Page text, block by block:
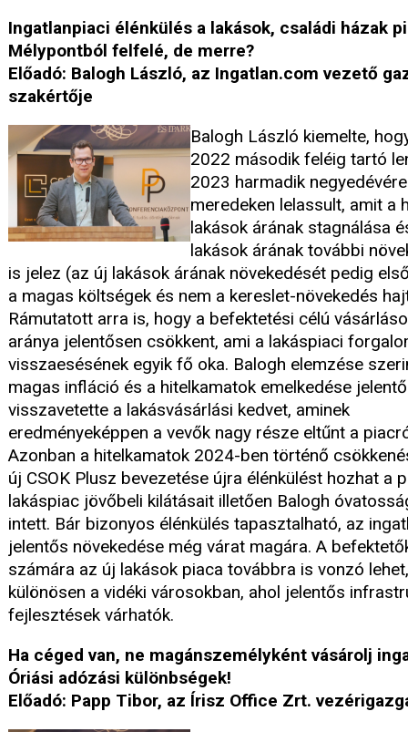
Ingatlanpiaci élénkülés a lakások, családi házak
Mélypontból felfelé, de merre?
Előadó: Balogh László, az Ingatlan.com vezető
szakértője
Balogh László kiemelte,
2022 második feléig tartó
2023 harmadik negyedévére
meredeken lelassult, amit a
lakások árának stagnálása
lakások árának további
is jelez (az új lakások árának növekedését pedig
a magas költségek és nem a kereslet-növekedés
Rámutatott arra is, hogy a befektetési célú
aránya jelentősen csökkent, ami a lakáspiaci
visszaesésének egyik fő oka. Balogh elemzése
magas infláció és a hitelkamatok emelkedése
visszavetette a lakásvásárlási kedvet, aminek
eredményeképpen a vevők nagy része eltűnt a
Azonban a hitelkamatok 2024-ben történő
új CSOK Plusz bevezetése újra élénkülést hozhat a
lakáspiac jövőbeli kilátásait illetően Balogh
intett. Bár bizonyos élénkülés tapasztalható, az
jelentős növekedése még várat magára. A
számára az új lakások piaca továbbra is vonzó lehet,
különösen a vidéki városokban, ahol jelentős
fejlesztések várhatók.
Ha céged van, ne magánszemélyként vásárolj
Óriási adózási különbségek!
Előadó: Papp Tibor, az Írisz Office Zrt.